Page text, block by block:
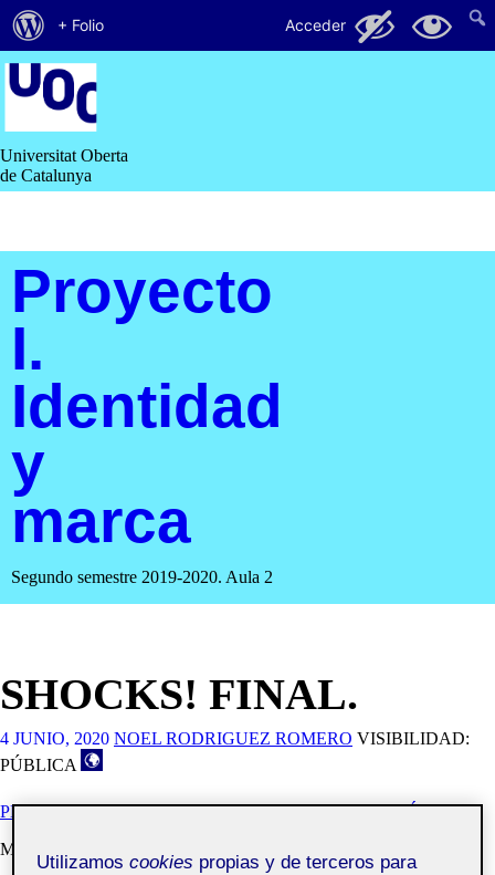
Saltar
contenido
Universitat Oberta
de Catalunya
Proyecto
I.
Identidad
y
marca
Segundo semestre 2019-2020. Aula 2
SHOCKS! FINAL.
4 JUNIO, 2020 NOEL RODRIGUEZ ROMERO VISIBILIDAD:
PÚBLICA
PEC 3.3. DESARROLLO DE LAS APLICACIONES BÁSICAS
Manual Marca.
Acerca
de
WordPress
+ Folio Acceder 44 38
Utilizamoscookies propias y de terceros para